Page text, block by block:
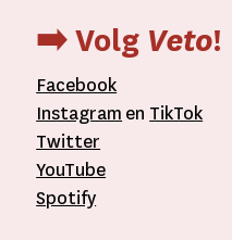
➡️ Volg Veto!
Facebook
Instagram en TikTok
Twitter
YouTube
Spotify